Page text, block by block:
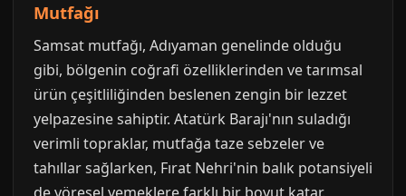
Mutfağı
Samsat mutfağı, Adıyaman genelinde olduğu
gibi, bölgenin coğrafi özelliklerinden ve tarımsal
ürün çeşitliliğinden beslenen zengin bir lezzet
yelpazesine sahiptir. Atatürk Barajı'nın suladığı
verimli topraklar, mutfağa taze sebzeler ve
tahıllar sağlarken, Fırat Nehri'nin balık potansiyeli